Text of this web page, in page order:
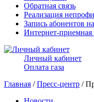
Обратная связь
Реализация
Запись абонентов
Интернет-
Личный кабинет
Оплата газа
Главная /Пресс-центр /